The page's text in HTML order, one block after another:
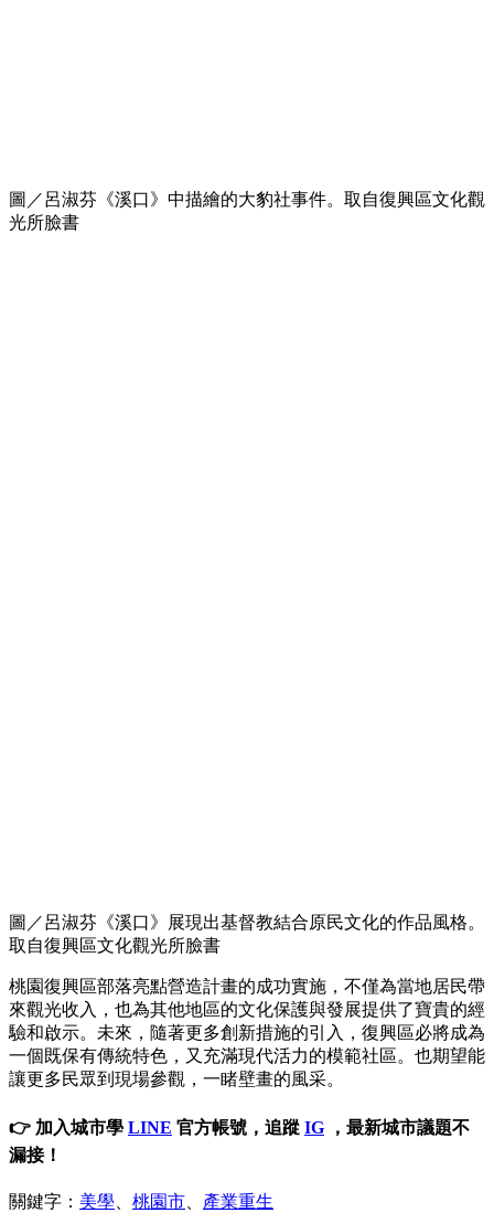
圖／呂淑芬《溪口》中描繪的大豹社事件。取自復興區文化觀
光所臉書
圖／呂淑芬《溪口》展現出基督教結合原民文化的作品風格。
取自復興區文化觀光所臉書
桃園復興區部落亮點營造計畫的成功實施，不僅為當地居民帶
來觀光收入，也為其他地區的文化保護與發展提供了寶貴的經
驗和啟示。未來，隨著更多創新措施的引入，復興區必將成為
一個既保有傳統特色，又充滿現代活力的模範社區。也期望能
讓更多民眾到現場參觀，一睹壁畫的風采。
👉 加入城市學 LINE 官方帳號，追蹤 IG ，最新城市議題不
漏接！
關鍵字： 美學 桃園市 產業重生